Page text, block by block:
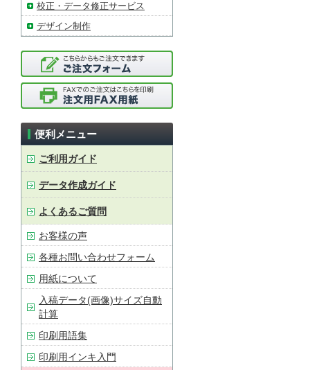
校正・データ修正サービス
デザイン制作
便利メニュー
ご利用ガイド
データ作成ガイド
よくあるご質問
お客様の声
各種お問い合わせフォーム
用紙について
入稿データ(画像)サイズ自動
計算
印刷用語集
印刷用インキ入門